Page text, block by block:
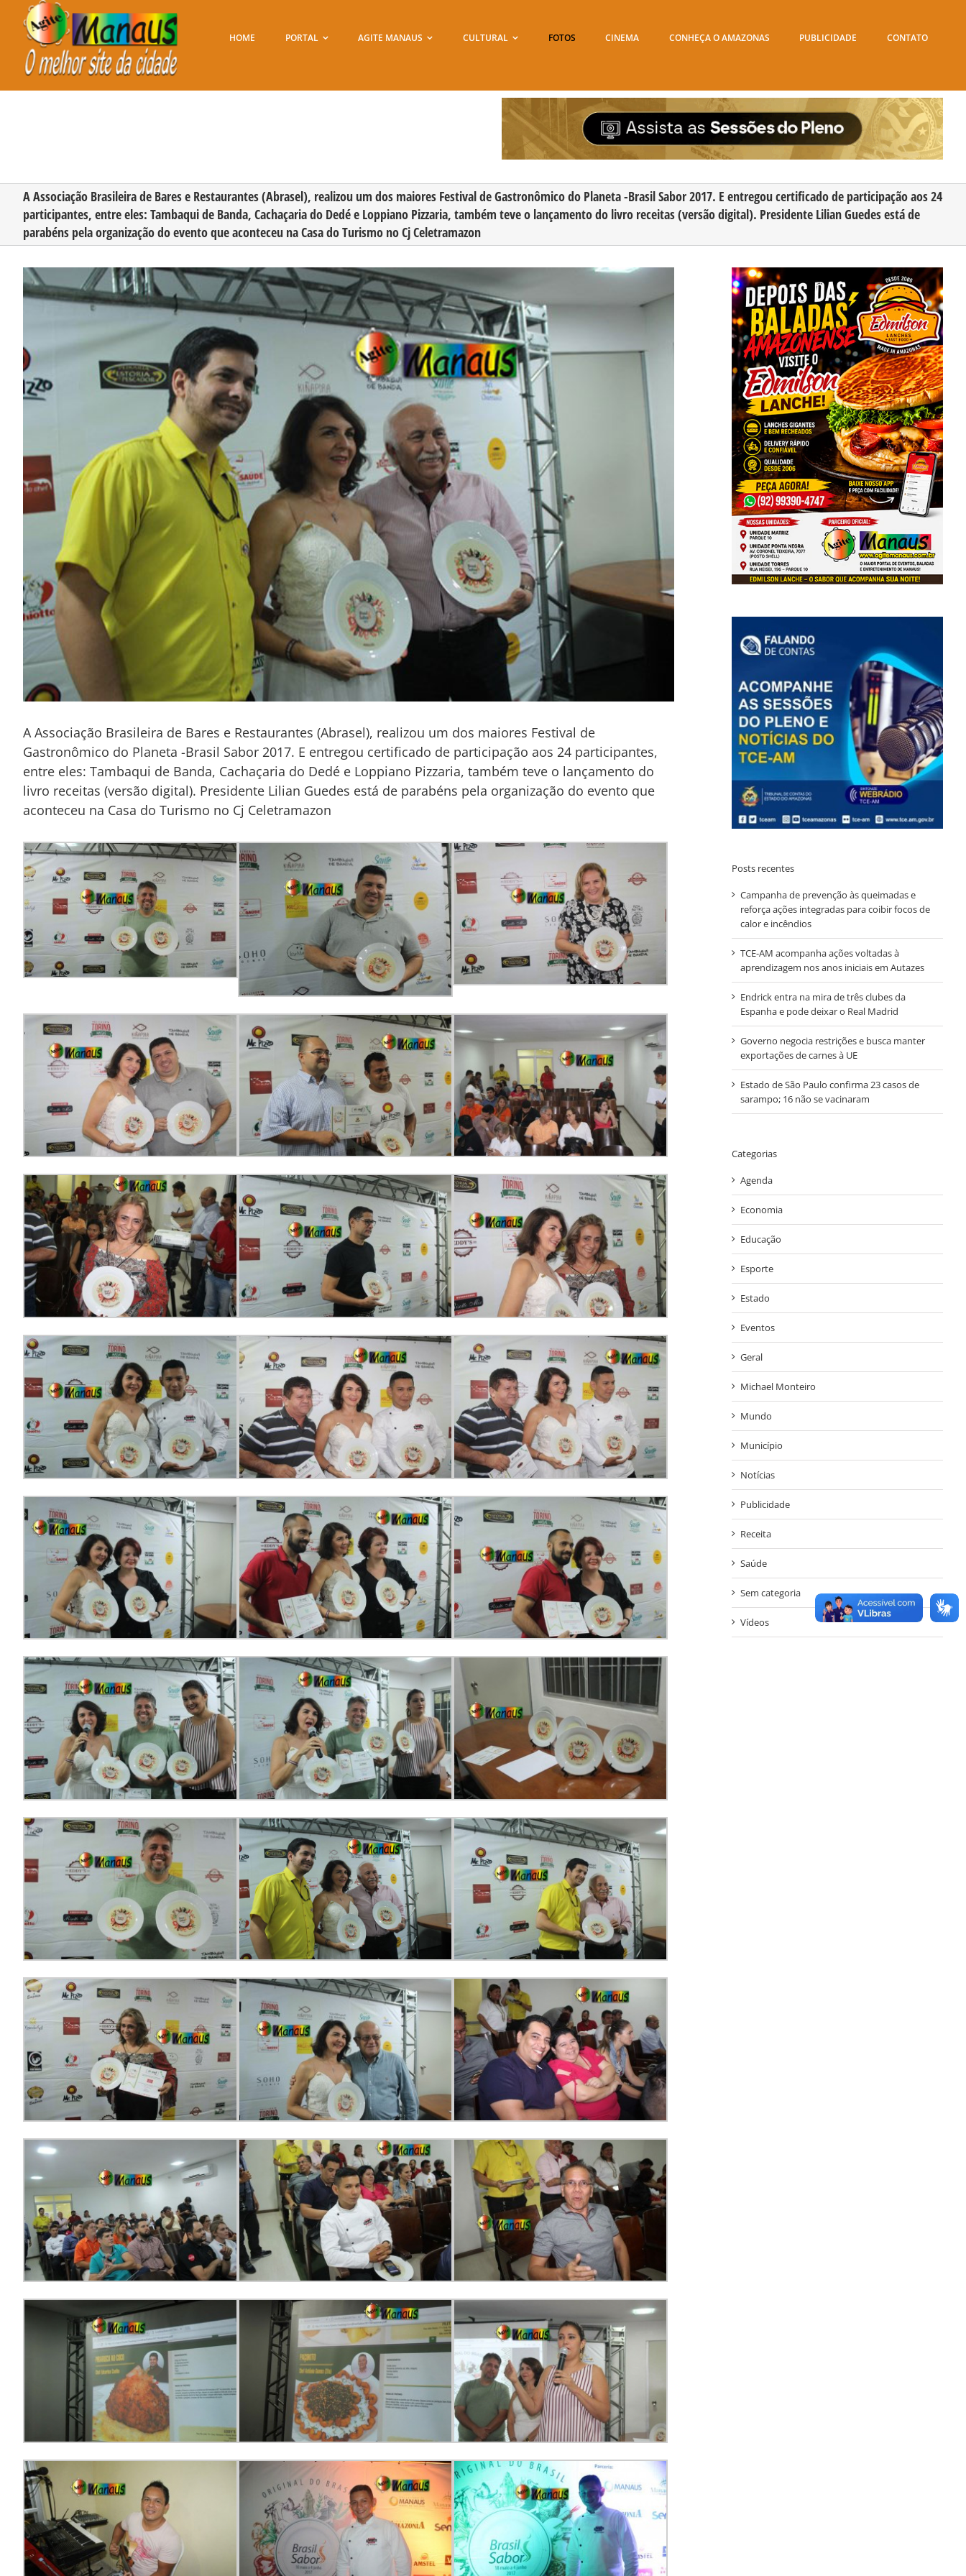
conteúdo
HOME PORTAL AGITE MANAUS CULTURAL FOTOS CINEMA CONHEÇA O AMAZONAS PUBLICIDADE CONTATO
A Associação Brasileira de Bares e Restaurantes (Abrasel), realizou um dos maiores Festival de Gastronômico do Planeta -Brasil Sabor 2017. E entregou certificado de participação aos 24
participantes, entre eles: Tambaqui de Banda, Cachaçaria do Dedé e Loppiano Pizzaria, também teve o lançamento do livro receitas (versão digital). Presidente Lilian Guedes está de
parabéns pela organização do evento que aconteceu na Casa do Turismo no Cj Celetramazon
View
Larger
Image
A Associação Brasileira de Bares e Restaurantes (Abrasel), realizou um dos maiores Festival de
Gastronômico do Planeta -Brasil Sabor 2017. E entregou certificado de participação aos 24 participantes,
entre eles: Tambaqui de Banda, Cachaçaria do Dedé e Loppiano Pizzaria, também teve o lançamento do
livro receitas (versão digital). Presidente Lilian Guedes está de parabéns pela organização do evento que
aconteceu na Casa do Turismo no Cj Celetramazon
Posts recentes
Campanha de prevenção às queimadas e
reforça ações integradas para coibir focos de
calor e incêndios
TCE-AM acompanha ações voltadas à
aprendizagem nos anos iniciais em Autazes
Endrick entra na mira de três clubes da
Espanha e pode deixar o Real Madrid
Governo negocia restrições e busca manter
exportações de carnes à UE
Estado de São Paulo confirma 23 casos de
sarampo; 16 não se vacinaram
Categorias
Agenda
Economia
Educação
Esporte
Estado
Eventos
Geral
Michael Monteiro
Mundo
Município
Notícias
Publicidade
Receita
Saúde
Sem categoria
Vídeos